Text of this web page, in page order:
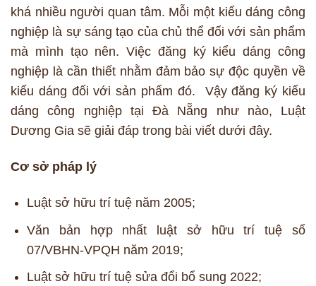
khá nhiều người quan tâm. Mỗi một kiểu dáng công
nghiệp là sự sáng tạo của chủ thể đối với sản phẩm
mà mình tạo nên. Việc đăng ký kiểu dáng công
nghiệp là cần thiết nhằm đảm bảo sự độc quyền về
kiểu dáng đối với sản phẩm đó. Vậy đăng ký kiểu
dáng công nghiệp tại Đà Nẵng như nào, Luật
Dương Gia sẽ giải đáp trong bài viết dưới đây.
Cơ sở pháp lý
Luật sở hữu trí tuệ năm 2005;
Văn bản hợp nhất luật sở hữu trí tuệ số
07/VBHN-VPQH năm 2019;
Luật sở hữu trí tuệ sửa đổi bổ sung 2022;